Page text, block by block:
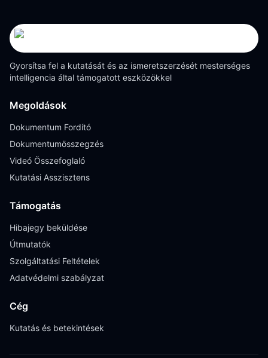
Gyorsítsa fel a kutatását és az ismeretszerzését mesterséges
intelligencia által támogatott eszközökkel
Megoldások
Dokumentum Fordító
Dokumentumösszegzés
Videó Összefoglaló
Kutatási Asszisztens
Támogatás
Hibajegy beküldése
Útmutatók
Szolgáltatási Feltételek
Adatvédelmi szabályzat
Cég
Kutatás és betekintések